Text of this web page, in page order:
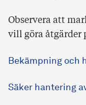
Observera att
vill göra åtgärder
Bekämpning och
Säker hantering